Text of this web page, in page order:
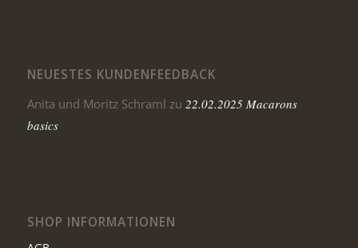
NEUESTES KUNDENFEEDBACK
Anita und Moritz Schraml zu 22.02.2025 Macarons
basics
SHOP INFORMATIONEN